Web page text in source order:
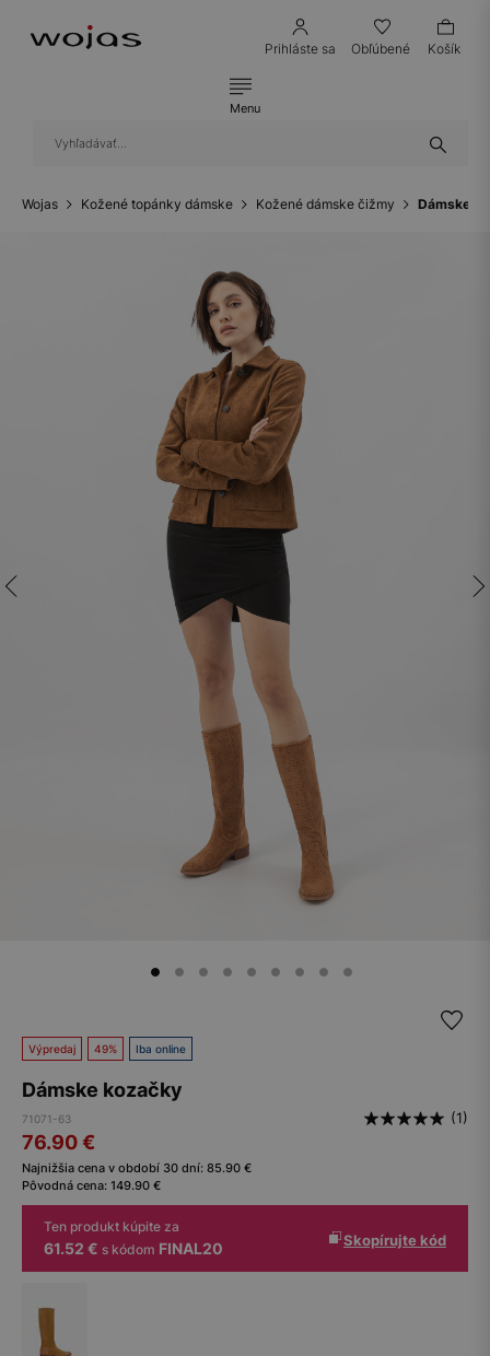
Prihláste sa Obľúbené Košík
Menu
Wojas Kožené topánky dámske Kožené dámske čižmy Dámske
Výpredaj 49% Iba online
Dámske kozačky
71071-63 (1)
76.90€
Najnižšia cena v období 30 dní: 85.90 €
Pôvodná cena: 149.90 €
Ten produkt kúpite za
61.52 € s kódom FINAL20 Skopírujte kód